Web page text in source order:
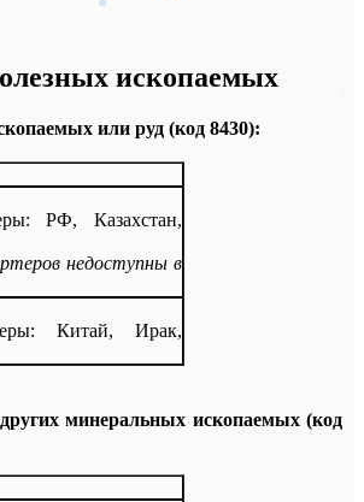
ископаемых
или руд (код 8430):
РФ, Казахстан,
недоступны в
Китай, Ирак,
минеральных ископаемых (код